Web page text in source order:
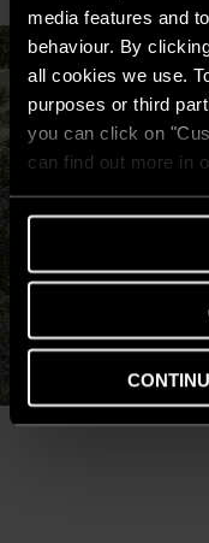
media features and
behaviour. By
all cookies we use.
purposes or third
you can click on
can find out more in